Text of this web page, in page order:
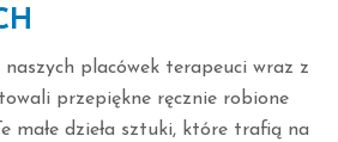
naszych placówek terapeuci wraz z
przepiękne ręcznie robione
małe dzieła sztuki, które trafią na